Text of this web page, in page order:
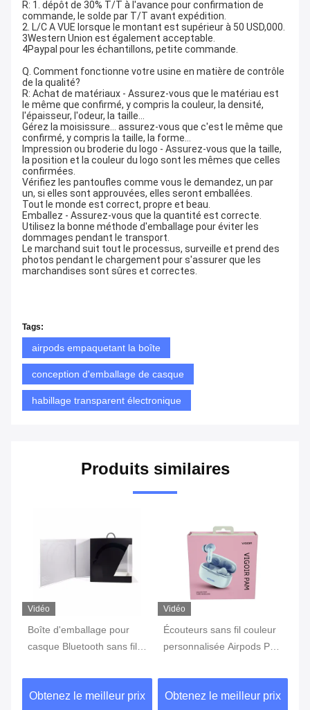
R: 1. dépôt de 30% T/T à l'avance pour confirmation de
commande, le solde par T/T avant expédition.
2. L/C A VUE lorsque le montant est supérieur à 50 USD,000.
3Western Union est également acceptable.
4Paypal pour les échantillons, petite commande.
Q. Comment fonctionne votre usine en matière de contrôle
de la qualité?
R: Achat de matériaux - Assurez-vous que le matériau est
le même que confirmé, y compris la couleur, la densité,
l'épaisseur, l'odeur, la taille...
Gérez la moisissure... assurez-vous que c'est le même que
confirmé, y compris la taille, la forme...
Impression ou broderie du logo - Assurez-vous que la taille,
la position et la couleur du logo sont les mêmes que celles
confirmées.
Vérifiez les pantoufles comme vous le demandez, un par
un, si elles sont approuvées, elles seront emballées.
Tout le monde est correct, propre et beau.
Emballez - Assurez-vous que la quantité est correcte.
Utilisez la bonne méthode d'emballage pour éviter les
dommages pendant le transport.
Le marchand suit tout le processus, surveille et prend des
photos pendant le chargement pour s'assurer que les
marchandises sont sûres et correctes.
Tags:
airpods empaquetant la boîte
conception d'emballage de casque
habillage transparent électronique
Produits similaires
pour
sans fil
produit
prix
Écouteurs sans fil couleur
personnalisée Airpods Pro
OEM
Obtenez le meilleur prix
Impression
de logo Produit
papier Emballage pour
écouteurs Boîte
Obtenez le meilleur